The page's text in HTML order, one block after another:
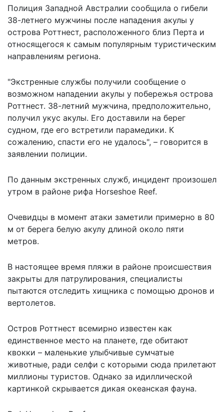
Полиция Западной Австралии сообщила о гибели
38-летнего мужчины после нападения акулы у
острова Роттнест, расположенного близ Перта и
относящегося к самым популярным туристическим
направлениям региона.
"Экстренные службы получили сообщение о
возможном нападении акулы у побережья острова
Роттнест. 38-летний мужчина, предположительно,
получил укус акулы. Его доставили на берег
судном, где его встретили парамедики. К
сожалению, спасти его не удалось", – говорится в
заявлении полиции.
По данным экстренных служб, инцидент произошел
утром в районе рифа Horseshoe Reef.
Очевидцы в момент атаки заметили примерно в 80
м от берега белую акулу длиной около пяти
метров.
В настоящее время пляжи в районе происшествия
закрыты для патрулирования, специалисты
пытаются отследить хищника с помощью дронов и
вертолетов.
Остров Роттнест всемирно известен как
единственное место на планете, где обитают
квокки – маленькие улыбчивые сумчатые
животные, ради селфи с которыми сюда прилетают
миллионы туристов. Однако за идиллической
картинкой скрывается дикая океанская фауна.